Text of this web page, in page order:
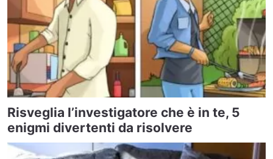
Risveglia l’investigatore che è in te, 5
enigmi divertenti da risolvere